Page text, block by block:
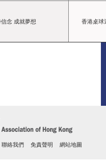
念 成就夢想 香港桌球
聯絡我們 免責聲明 網站地圖